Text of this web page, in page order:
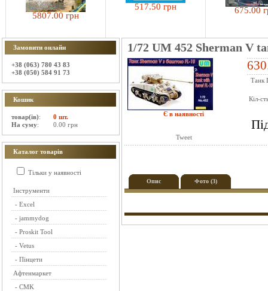
5807.00 грн
517.50 грн 675.00 грн
Замовити онлайн
+38 (063) 780 43 83
+38 (050) 584 91 73
Кошик
товар(ів):
0 шт.
На суму: 0.00 грн
Каталог товарів
Тільки у наявності
Інструменти
- Excel
- jammydog
- Proskit Tool
- Vetus
- Пінцети
Афтенмаркет
- CMK
1/72 UM 452 Sherman V
Є в наявності
Tweet
Танк
Кіл-
Опис Фото (3)